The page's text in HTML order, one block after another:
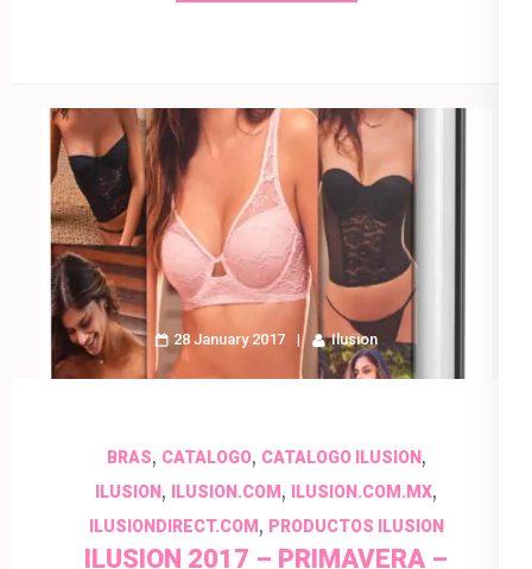
28 January 2017 Ilusion
BRAS, CATALOGO, CATALOGO ILUSION,
ILUSION , ILUSION.COM , ILUSION.COM.MX,
ILUSIONDIRECT.COM , PRODUCTOS ILUSION
ILUSION 2017 – PRIMAVERA –